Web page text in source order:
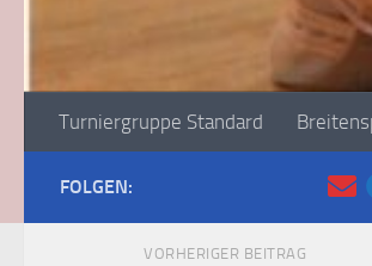
Turniergruppe Standard
FOLGEN:
VORHERIGER BEITRAG